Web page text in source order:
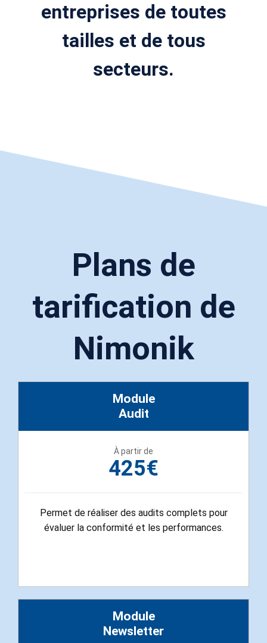
entreprises de toutes
tailles et de tous
secteurs.
Plans de
tarification de
Nimonik
Module
Audit
À partir de
425€
Permet de réaliser des audits complets pour
évaluer la conformité et les performances.
Module
Newsletter